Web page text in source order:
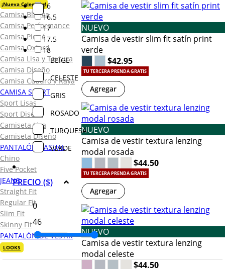
¡Nueva Colección!
Camisa Blanca
Camisa Performance
Camisa Piqué
Camisa Oxford
Camisa Lisa y Textura
Camisa Diseño
Camisa Cuadro y Raya
CAMISA SPORT
Sport Lisas
Sport Diseño
Camiseta Lisa
Camiseta Diseño
PANTALÓN CASUAL
Chino
Five Pocket
JEANS
Straight Fit
Regular Fit
Slim Fit
Skinny Fit
PANTALÓN DE VESTIR
LOOKS
16
16.5
17
17.5
18
BEIGE
CELESTE
GRIS
ROSADO
TURQUESA
VERDE
PRECIO ($)
NUEVO
Camisa de vestir slim fit satín print
verde
$42.95
TU TERCERA PRENDA GRATIS
Agregar
NUEVO
Camisa de vestir textura lenzing
modal rosada
$44.50
TU TERCERA PRENDA GRATIS
Agregar
NUEVO
Camisa de vestir textura lenzing
modal celeste
$44.50